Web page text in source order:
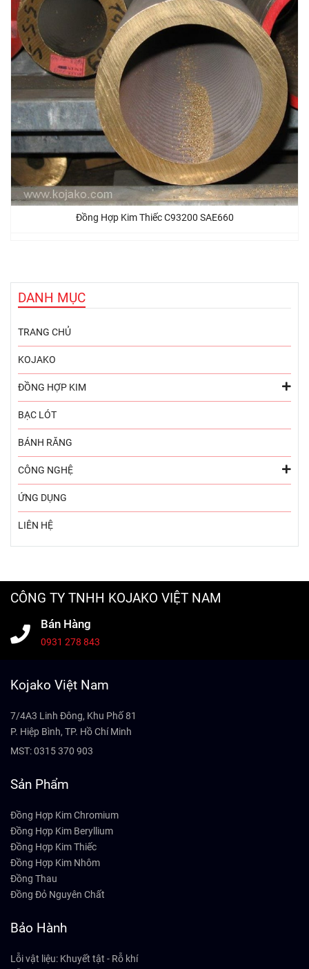
Đồng Hợp Kim Thiếc C93200 SAE660
DANH MỤC
TRANG CHỦ
KOJAKO
ĐỒNG HỢP KIM
BẠC LÓT
BÁNH RĂNG
CÔNG NGHỆ
ỨNG DỤNG
LIÊN HỆ
CÔNG TY TNHH KOJAKO VIỆT NAM
Bán Hàng
0931 278 843
Kojako Việt Nam
7/4A3 Linh Đông, Khu Phố 81
P. Hiệp Bình, TP. Hồ Chí Minh
MST: 0315 370 903
Sản Phẩm
Đồng Hợp Kim Chromium
Đồng Hợp Kim Beryllium
Đồng Hợp Kim Thiếc
Đồng Hợp Kim Nhôm
Đồng Thau
Đồng Đỏ Nguyên Chất
Bảo Hành
Lỗi vật liệu: Khuyết tật - Rỗ khí